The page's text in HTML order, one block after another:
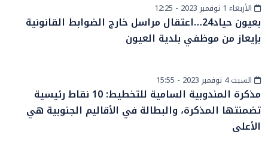
أخبار الصحراءالأربعاء 1 نوفمبر 2023 - 12:25
بعيون حياد24…اعتقال مراسل خارج الضوابط القانونية
بإيعاز من موظفي بلدية العيون
أخبار الصحراءالسبت 4 نوفمبر 2023 - 15:55
مذكرة المندوبية السامية للتخطيط: 10 نقاط رئيسية
تضمنتها المذكرة، والبطالة في الأقاليم الجنوبية هي
الأعلى